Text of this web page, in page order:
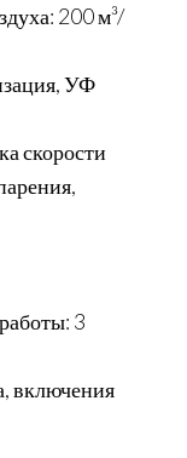
200 м³/
УФ
скорости
3
включения